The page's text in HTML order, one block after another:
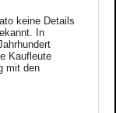
keine Details
In
Kaufleute
mit den